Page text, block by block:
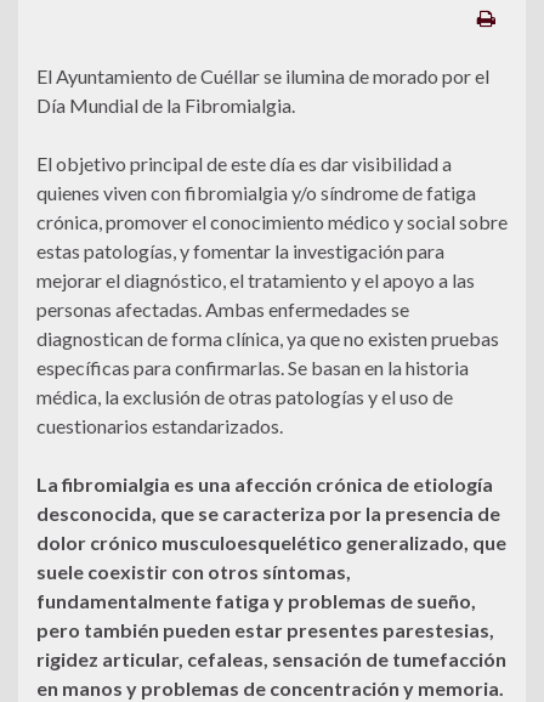
El Ayuntamiento de Cuéllar se ilumina de morado por el
Día Mundial de la Fibromialgia.
El objetivo principal de este día es dar visibilidad a
quienes viven con fibromialgia y/o síndrome de fatiga
crónica, promover el conocimiento médico y social sobre
estas patologías, y fomentar la investigación para
mejorar el diagnóstico, el tratamiento y el apoyo a las
personas afectadas. Ambas enfermedades se
diagnostican de forma clínica, ya que no existen pruebas
específicas para confirmarlas. Se basan en la historia
médica, la exclusión de otras patologías y el uso de
cuestionarios estandarizados.
La fibromialgia es una afección crónica de etiología
desconocida, que se caracteriza por la presencia de
dolor crónico musculoesquelético generalizado, que
suele coexistir con otros síntomas,
fundamentalmente fatiga y problemas de sueño,
pero también pueden estar presentes parestesias,
rigidez articular, cefaleas, sensación de tumefacción
en manos y problemas de concentración y memoria.